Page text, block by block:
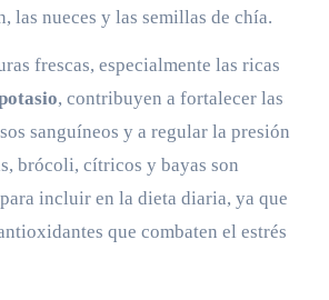
las nueces y las semillas de chía.
frescas, especialmente las ricas
, contribuyen a fortalecer las
sanguíneos y a regular la presión
brócoli, cítricos y bayas son
incluir en la dieta diaria, ya que
que combaten el estrés